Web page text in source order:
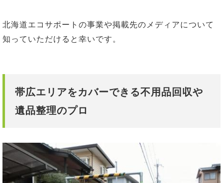
北海道エコサポートの事業や掲載先のメディアについて
知っていただけると幸いです。
帯広エリアをカバーできる不用品回収や
遺品整理のプロ